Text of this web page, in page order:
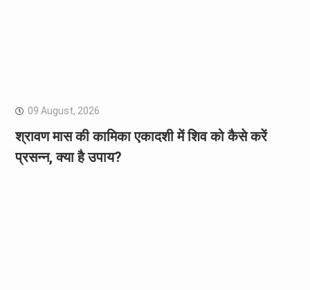
09 August, 2026
श्रावण मास की कामिका एकादशी में शिव को कैसे करें
प्रसन्न, क्या है उपाय?